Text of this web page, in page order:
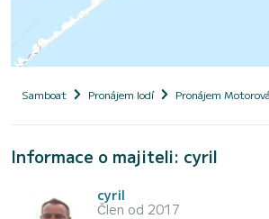
Samboat Pronájem lodí Pronájem
Informace o majiteli: cyril
cyril
Člen od 2017